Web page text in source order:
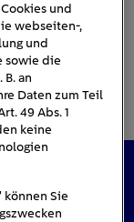
und
webseiten-,
und
sowie die
an
Daten zum Teil
49 Abs. 1
keine
können Sie